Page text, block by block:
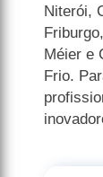
Niterói,
Méier e
Frio.